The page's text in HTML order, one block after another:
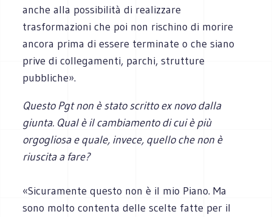
anche alla possibilità di realizzare
trasformazioni che poi non rischino di morire
ancora prima di essere terminate o che siano
prive di collegamenti, parchi, strutture
pubbliche».
Questo Pgt non è stato scritto ex novo dalla
giunta. Qual è il cambiamento di cui è più
orgogliosa e quale, invece, quello che non è
riuscita a fare?
«Sicuramente questo non è il mio Piano. Ma
sono molto contenta delle scelte fatte per il